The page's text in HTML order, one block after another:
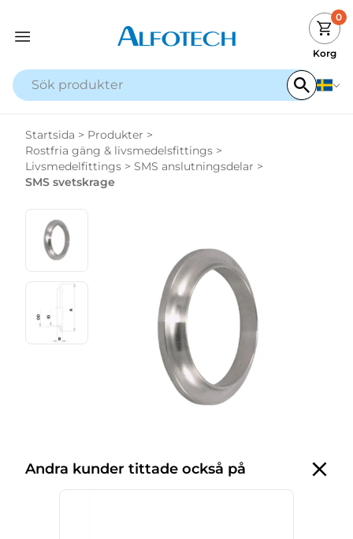
0
Korg
Startsida > Produkter >
Rostfria gäng & livsmedelsfittings >
Livsmedelfittings > SMS anslutningsdelar >
SMS svetskrage
Andra kunder tittade också på